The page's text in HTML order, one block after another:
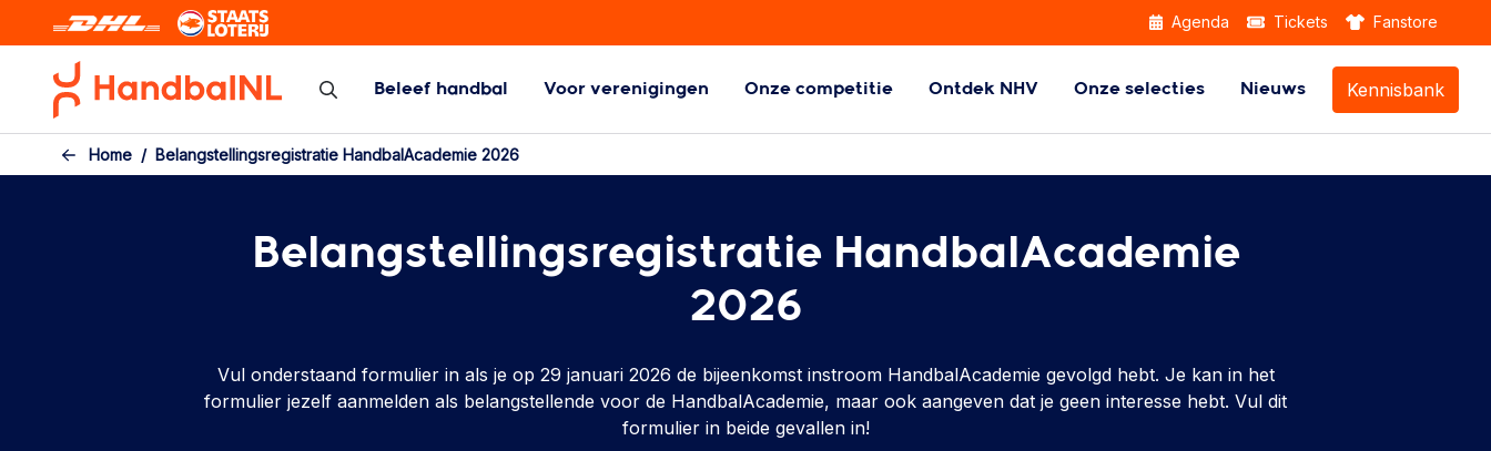
Skip to the main content Agenda Tickets Fanstore
Beleef handbal Voor verenigingen Onze competitie
Zaal/veld
Kennisbank competitie
Beach Handball
Handbalvormen
handbalvormen
Themabijeenkomsten
Beach Handball
Ontdek NHV Onze selecties Nieuws Kennisbank
Home Belangstellingsregistratie HandbalAcademie 2026
Belangstellingsregistratie HandbalAcademie
2026
Vul onderstaand formulier in als je op 29 januari 2026 de bijeenkomst instroom HandbalAcademie gevolgd hebt. Je kan in het
formulier jezelf aanmelden als belangstellende voor de HandbalAcademie, maar ook aangeven dat je geen interesse hebt. Vul dit
formulier in beide gevallen in!